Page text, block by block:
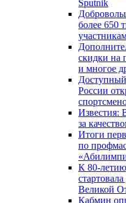
Sputnik
более 650
скидки на
и многое
России
Известия:
за
Итоги
по
К 80-
Великой
Кабмин